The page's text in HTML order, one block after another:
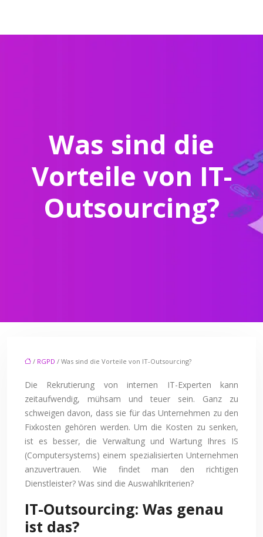
Was sind die
Vorteile von IT-
Outsourcing?
/ RGPD / Was sind die Vorteile von IT-Outsourcing?
Die Rekrutierung von internen IT-Experten kann
zeitaufwendig, mühsam und teuer sein. Ganz zu
schweigen davon, dass sie für das Unternehmen zu den
Fixkosten gehören werden. Um die Kosten zu senken,
ist es besser, die Verwaltung und Wartung Ihres IS
(Computersystems) einem spezialisierten Unternehmen
anzuvertrauen. Wie findet man den richtigen
Dienstleister? Was sind die Auswahlkriterien?
IT-Outsourcing: Was genau
ist das?